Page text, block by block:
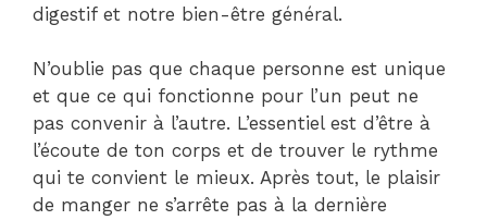
digestif et notre bien-être général.
N’oublie pas que chaque personne est unique
et que ce qui fonctionne pour l’un peut ne
pas convenir à l’autre. L’essentiel est d’être à
l’écoute de ton corps et de trouver le rythme
qui te convient le mieux. Après tout, le plaisir
de manger ne s’arrête pas à la dernière